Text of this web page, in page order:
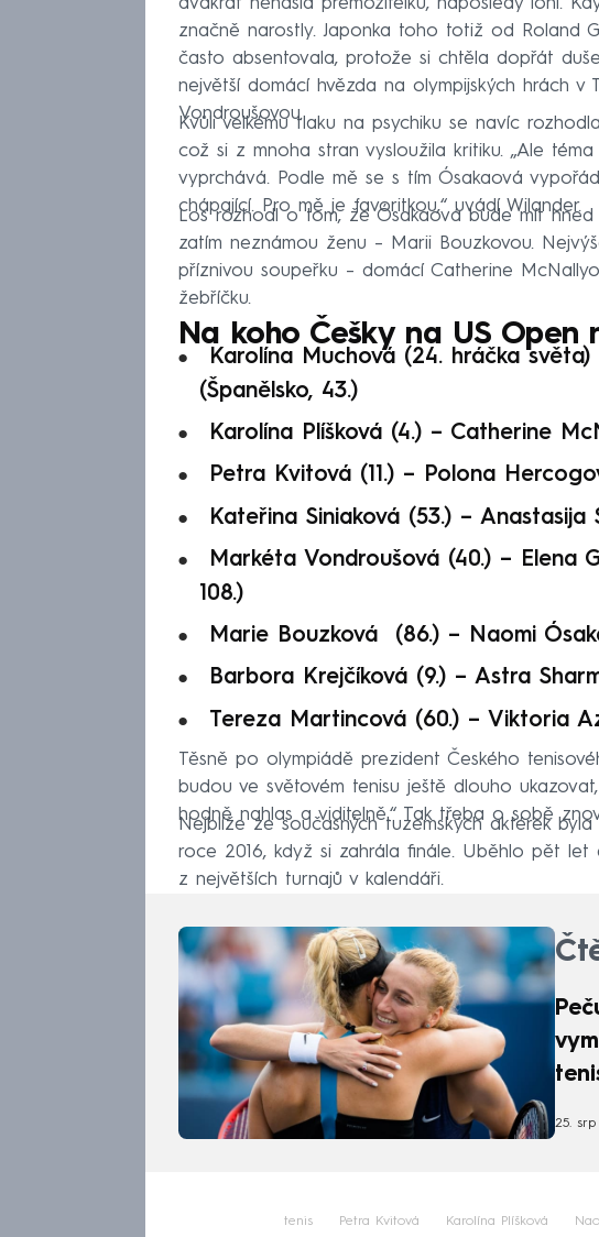
dvakrát nenašla přemožitelku, naposledy loni.
značně narostly. Japonka toho totiž od Roland
často absentovala, protože si chtěla dopřát
největší domácí hvězda na olympijských hrách v
Vondroušovou.
Kvůli velkému tlaku na psychiku se navíc
což si z mnoha stran vysloužila kritiku. „Ale
vyprchává. Podle mě se s tím Ósakaová
chápající. Pro mě je favoritkou,“ uvádí Wilander.
Los rozhodl o tom, že Ósakaová bude mít
zatím neznámou ženu – Marii Bouzkovou.
příznivou soupeřku – domácí Catherine
žebříčku.
Na koho Češky na US Open
Karolína Muchová (24. hráčka
(Španělsko, 43.)
Karolína Plíšková (4.) – Catherine
Petra Kvitová (11.) – Polona
Kateřina Siniaková (53.) – Anastasija
Markéta Vondroušová (40.) – Elena
108.)
Marie Bouzková (86.) – Naomi
Barbora Krejčíková (9.) – Astra
Tereza Martincová (60.) – Viktoria
Těsně po olympiádě prezident Českého
budou ve světovém tenisu ještě dlouho
hodně nahlas a viditelně.“ Tak třeba o sobě
Nejblíže ze současných tuzemských aktérek
roce 2016, když si zahrála finále. Uběhlo pět
z největších turnajů v kalendáři.
25. srp
tenis Petra Kvitová Karolína Plíšková